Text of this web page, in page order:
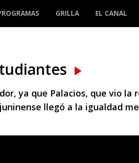
GRILLA EL CANAL
ya que Palacios, que vio
llegó a la igualdad